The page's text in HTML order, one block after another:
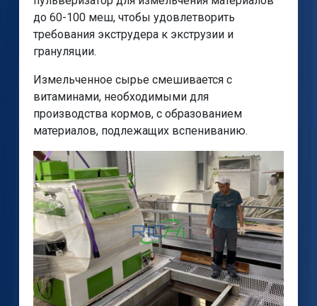
до 60-100 меш, чтобы удовлетворить
требования экструдера к экструзии и
грануляции.
Измельченное сырье смешивается с
витаминами, необходимыми для
производства кормов, с образованием
материалов, подлежащих вспениванию.